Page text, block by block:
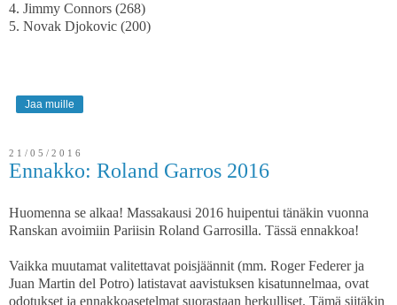
4. Jimmy Connors (268)
5. Novak Djokovic (200)
Jaa muille
21/05/2016
Ennakko: Roland Garros 2016
Huomenna se alkaa! Massakausi 2016 huipentui tänäkin vuonna
Ranskan avoimiin Pariisin Roland Garrosilla. Tässä ennakkoa!
Vaikka muutamat valitettavat poisjäännit (mm. Roger Federer ja
Juan Martin del Potro) latistavat aavistuksen kisatunnelmaa, ovat
odotukset ja ennakkoasetelmat suorastaan herkulliset. Tämä siitäkin